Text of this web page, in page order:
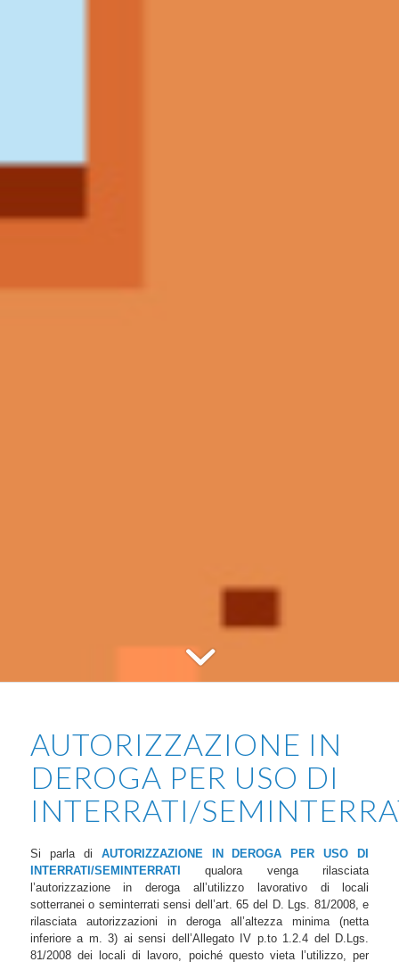
AUTORIZZAZIONE IN
DEROGA PER USO DI
INTERRATI/
Si parla di AUTORIZZAZIONE IN DEROGA PER USO DI
INTERRATI/SEMINTERRATI
qualora venga rilasciata
l’autorizzazione in deroga all’utilizzo lavorativo di locali
sotterranei o seminterrati sensi dell’art. 65 del D. Lgs. 81/2008, e
rilasciata autorizzazioni in deroga all’altezza minima (netta
inferiore a m. 3) ai sensi dell’Allegato IV p.to 1.2.4 del D.Lgs.
81/2008 dei locali di lavoro, poiché questo vieta l’utilizzo, per